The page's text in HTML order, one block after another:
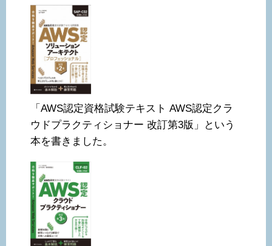
「AWS認定資格試験テキスト AWS認定クラ
ウドプラクティショナー 改訂第3版」という
本を書きました。